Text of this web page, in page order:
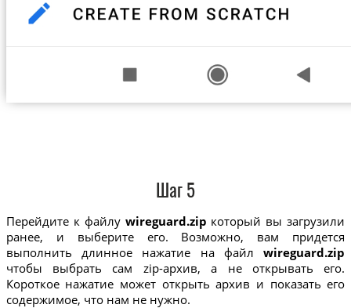
Шаг 5
Перейдите к файлу wireguard.zip который вы загрузили
ранее, и выберите его. Возможно, вам придется
выполнить длинное нажатие на файлwireguard.zip
чтобы выбрать сам zip-архив, а не открывать его.
Короткое нажатие может открыть архив и показать его
содержимое, что нам не нужно.